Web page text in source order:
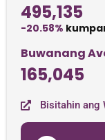
495,135
-20.58%
Buwanang
165,045
Bisitahin ang